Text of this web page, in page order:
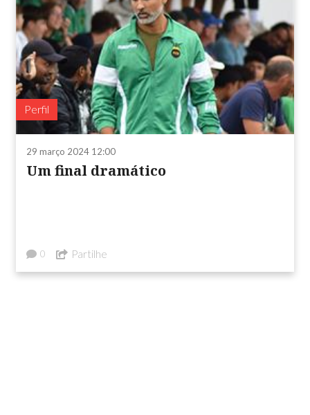
Perfil
29 março 2024 12:00
Um final dramático
0 Partilhe